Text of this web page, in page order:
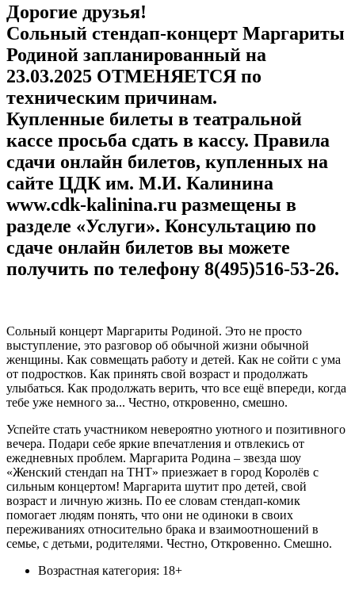
Дорогие друзья!
Сольный стендап-концерт Маргариты
Родиной запланированный на
23.03.2025 ОТМЕНЯЕТСЯ по
техническим причинам.
Купленные билеты в театральной
кассе просьба сдать в кассу. Правила
сдачи онлайн билетов, купленных на
сайте ЦДК им. М.И. Калинина
www.cdk-kalinina.ru размещены в
разделе «Услуги». Консультацию по
сдаче онлайн билетов вы можете
получить по телефону 8(495)516-53-26.
Сольный концерт Маргариты Родиной. Это не просто
выступление, это разговор об обычной жизни обычной
женщины. Как совмещать работу и детей. Как не сойти с ума
от подростков. Как принять свой возраст и продолжать
улыбаться. Как продолжать верить, что все ещё впереди, когда
тебе уже немного за... Честно, откровенно, смешно.
Успейте стать участником невероятно уютного и позитивного
вечера. Подари себе яркие впечатления и отвлекись от
ежедневных проблем. Маргарита Родина – звезда шоу
«Женский стендап на ТНТ» приезжает в город Королёв с
сильным концертом! Маргарита шутит про детей, свой
возраст и личную жизнь. По ее словам стендап-комик
помогает людям понять, что они не одиноки в своих
переживаниях относительно брака и взаимоотношений в
семье, с детьми, родителями. Честно, Откровенно. Смешно.
Возрастная категория: 18+